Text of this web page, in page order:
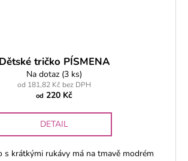
Dětské tričko PÍSMENA
Na dotaz (3 ks)
od 181,82 Kč bez DPH
od 220 Kč
DETAIL
s krátkými rukávy má na tmavě modrém